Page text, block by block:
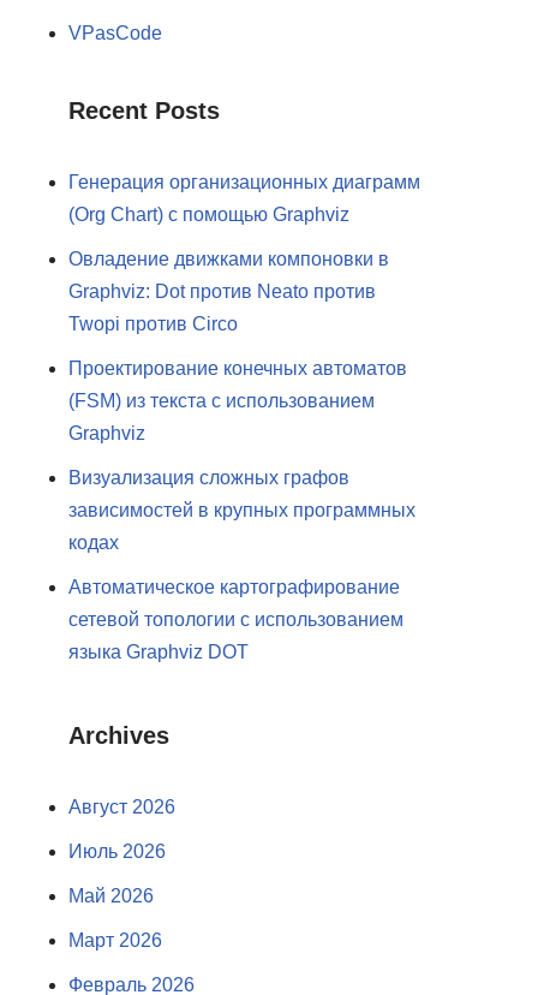
VPasCode
Recent Posts
Генерация организационных диаграмм
(Org Chart) с помощью Graphviz
Овладение движками компоновки в
Graphviz: Dot против Neato против
Twopi против Circo
Проектирование конечных автоматов
(FSM) из текста с использованием
Graphviz
Визуализация сложных графов
зависимостей в крупных программных
кодах
Автоматическое картографирование
сетевой топологии с использованием
языка Graphviz DOT
Archives
Август 2026
Июль 2026
Май 2026
Март 2026
Февраль 2026